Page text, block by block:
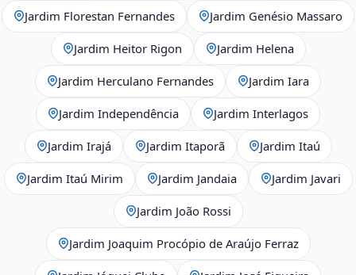
Jardim Florestan Fernandes Jardim Genésio Massaro
Jardim Heitor Rigon Jardim Helena
Jardim Herculano Fernandes Jardim Iara
Jardim Independência Jardim Interlagos
Jardim Irajá Jardim Itaporã Jardim Itaú
Jardim Itaú Mirim Jardim Jandaia Jardim Javari
Jardim João Rossi
Jardim Joaquim Procópio de Araújo Ferraz